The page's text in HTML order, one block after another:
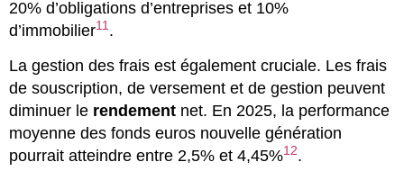
20% d’obligations d’entreprises et 10%
d’immobilier11 .
La gestion des frais est également cruciale. Les frais
de souscription, de versement et de gestion peuvent
diminuer le rendement net. En 2025, la performance
moyenne des fonds euros nouvelle génération
pourrait atteindre entre 2,5% et 4,45%12.